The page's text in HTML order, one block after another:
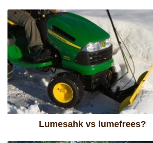
Lumesahk vs lumefrees?